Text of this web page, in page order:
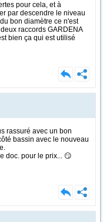
pour cela, et à
par descendre le niveau
bon diamètre ce n'est
raccords GARDENA
bien ça qui est utilisé
rassuré avec un bon
bassin avec le nouveau
doc. pour le prix... 😏